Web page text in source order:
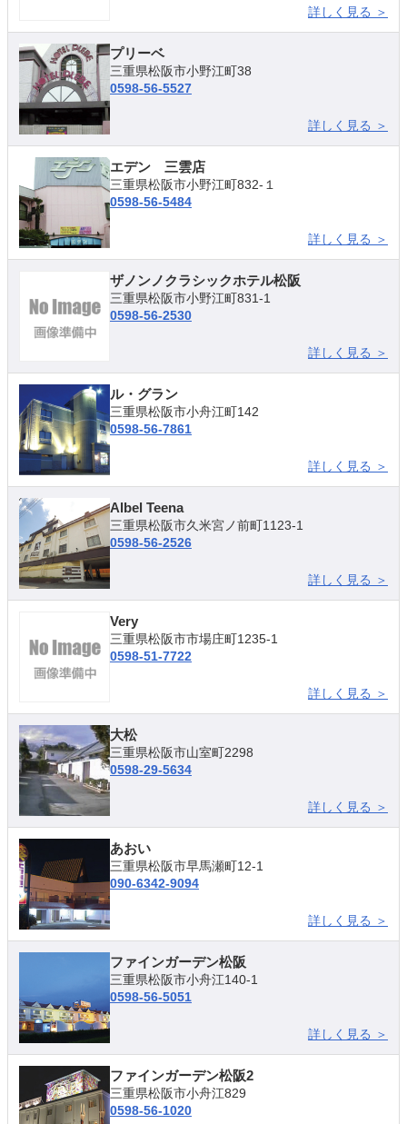
詳しく見る ＞
プリーベ
三重県松阪市小野江町38
0598-56-5527
詳しく見る ＞
エデン 三雲店
三重県松阪市小野江町832-１
0598-56-5484
詳しく見る ＞
ザノンノクラシックホテル松阪
三重県松阪市小野江町831-1
0598-56-2530
詳しく見る ＞
ル・グラン
三重県松阪市小舟江町142
0598-56-7861
詳しく見る ＞
Albel Teena
三重県松阪市久米宮ノ前町1123-1
0598-56-2526
詳しく見る ＞
Very
三重県松阪市市場庄町1235-1
0598-51-7722
詳しく見る ＞
大松
三重県松阪市山室町2298
0598-29-5634
詳しく見る ＞
あおい
三重県松阪市早馬瀬町12-1
090-6342-9094
詳しく見る ＞
ファインガーデン松阪
三重県松阪市小舟江140-1
0598-56-5051
詳しく見る ＞
ファインガーデン松阪2
三重県松阪市小舟江829
0598-56-1020